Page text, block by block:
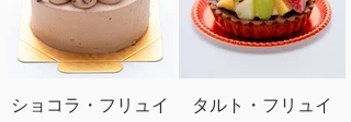
ショコラ・フリュイ タルト・フリュイ